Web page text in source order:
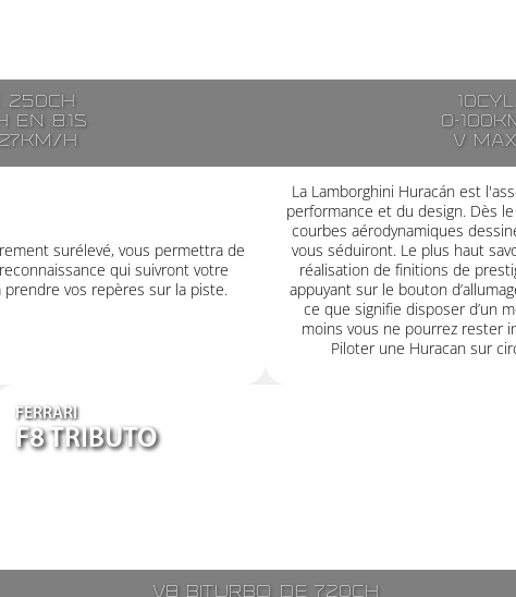
250ch
en 8.1s
h
surélevé, vous permettra de
qui suivront votre
vos repères sur la piste.
0-
V
La Lamborghini Huracán est
performance et du design. Dès
courbes aérodynamiques
vous séduiront. Le plus haut
réalisation de finitions de
appuyant sur le bouton
ce que signifie disposer d’un
moins vous ne pourrez rester
Piloter une Huracan sur
FERRARI
F8 TRIBUTO
V8 biturbo de 720ch